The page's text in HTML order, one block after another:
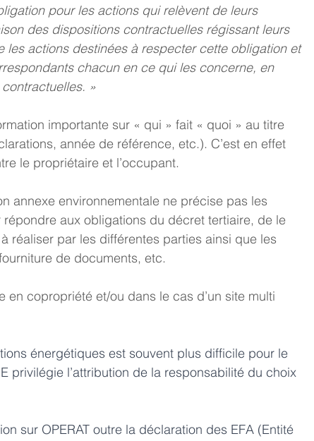
pour les actions qui relèvent de leurs
des dispositions contractuelles régissant leurs
les actions destinées à respecter cette obligation et
chacun en ce qui les concerne, en
»
importante sur « qui » fait « quoi » au titre
année de référence, etc.). C’est en effet
le propriétaire et l’occupant.
annexe environnementale ne précise pas les
aux obligations du décret tertiaire, de le
réaliser par les différentes parties ainsi que les
de documents, etc.
en copropriété et/ou dans le cas d’un site multi
énergétiques est souvent plus difficile pour le
privilégie l’attribution de la responsabilité du choix
sur OPERAT outre la déclaration des EFA (Entité